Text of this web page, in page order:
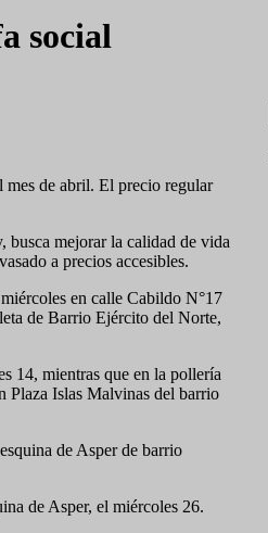
social
de abril. El precio regular
busca mejorar la calidad de vida
a precios accesibles.
en calle Cabildo N°17
de Barrio Ejército del Norte,
14, mientras que en la pollería
Plaza Islas Malvinas del barrio
de Asper de barrio
de Asper, el miércoles 26.